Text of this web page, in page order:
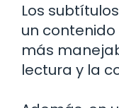
Los
un
más
lectura y la